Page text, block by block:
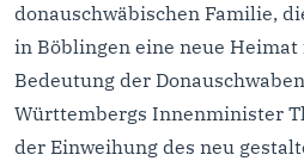
donauschwäbischen Familie,
in Böblingen eine neue Heimat
Bedeutung der
Württembergs Innenminister
der Einweihung des neu